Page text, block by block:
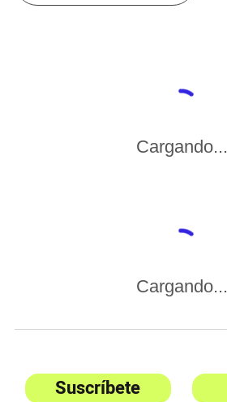
Cargando...
Cargando...
Suscríbete